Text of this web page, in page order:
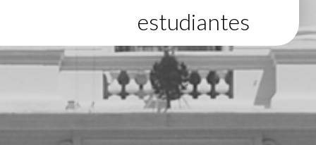
estudiantes